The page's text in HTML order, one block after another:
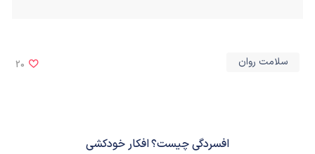
سلامت روان 20
افسردگی چیست؟افکار خودکشی